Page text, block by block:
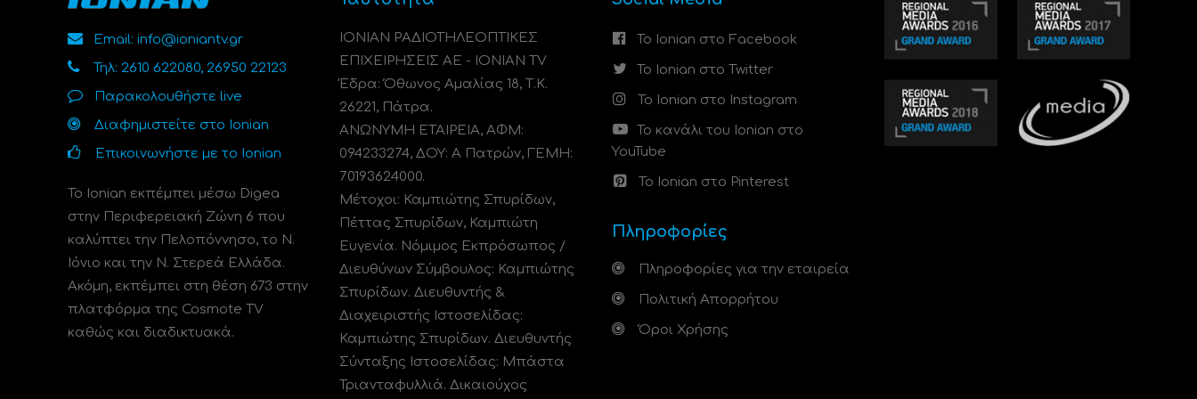
Email: info@ioniantv.gr
Τηλ: 2610 622080, 26950 22123
Παρακολουθήστε live
Διαφημιστείτε στο Ionian
Επικοινωνήστε με το Ionian
Το Ionian εκπέμπει μέσω Digea
στην Περιφερειακή Ζώνη 6 που
καλύπτει την Πελοπόννησο, το N.
Ιόνιο και την Ν. Στερεά Ελλάδα.
Ακόμη, εκπέμπει στη θέση 673 στην
πλατφόρμα της Cosmote TV
καθώς και διαδικτυακά.
ΙΟΝΙΑΝ ΡΑΔΙΟΤΗΛΕΟΠΤΙΚΕΣ
ΕΠΙΧΕΙΡΗΣΕΙΣ ΑΕ - IONIAN TV
Έδρα: Όθωνος Αμαλίας 18, Τ.Κ.
26221, Πάτρα.
ΑΝΩΝΥΜΗ ΕΤΑΙΡΕΙΑ, ΑΦΜ:
094233274, ΔΟΥ: A Πατρών, ΓΕΜΗ:
70193624000.
Μέτοχοι: Καμπιώτης Σπυρίδων,
Πέττας Σπυρίδων, Καμπιώτη
Ευγενία. Νόμιμος Εκπρόσωπος /
Διευθύνων Σύμβουλος: Καμπιώτης
Σπυρίδων. Διευθυντής &
Διαχειριστής Ιστοσελίδας:
Καμπιώτης Σπυρίδων. Διευθυντής
Σύνταξης Ιστοσελίδας: Μπάστα
Τριανταφυλλιά. Δικαιούχος
Το Ionian στο Facebook
Το Ionian στο Twitter
Το Ionian στο Instagram
Το κανάλι του Ionian στο
YouTube
Το Ionian στο Pinterest
Πληροφορίες
Πληροφορίες για την εταιρεία
Πολιτική Απορρήτου
Όροι Χρήσης